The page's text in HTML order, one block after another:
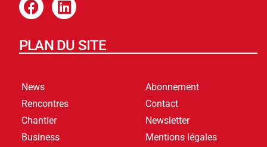
PLAN DU SITE
News
Rencontres
Chantier
Business
Abonnement
Contact
Newsletter
Mentions légales